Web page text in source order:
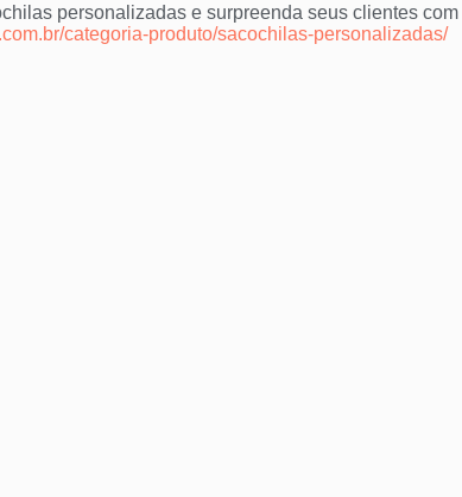
personalizadas e surpreenda seus clientes
categoria-produto/sacochilas-personalizadas/